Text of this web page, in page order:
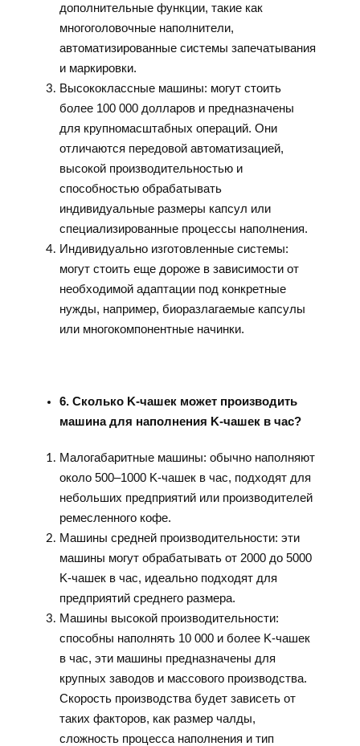
дополнительные функции, такие как
многоголовочные наполнители,
автоматизированные системы запечатывания
и маркировки.
Высококлассные машины: могут стоить
более 100 000 долларов и предназначены
для крупномасштабных операций. Они
отличаются передовой автоматизацией,
высокой производительностью и
способностью обрабатывать
индивидуальные размеры капсул или
специализированные процессы наполнения.
Индивидуально изготовленные системы:
могут стоить еще дороже в зависимости от
необходимой адаптации под конкретные
нужды, например, биоразлагаемые капсулы
или многокомпонентные начинки.
6. Сколько K-чашек может производить
машина для наполнения K-чашек в час?
Малогабаритные машины: обычно наполняют
около 500–1000 K-чашек в час, подходят для
небольших предприятий или производителей
ремесленного кофе.
Машины средней производительности: эти
машины могут обрабатывать от 2000 до 5000
K-чашек в час, идеально подходят для
предприятий среднего размера.
Машины высокой производительности:
способны наполнять 10 000 и более K-чашек
в час, эти машины предназначены для
крупных заводов и массового производства.
Скорость производства будет зависеть от
таких факторов, как размер чалды,
сложность процесса наполнения и тип